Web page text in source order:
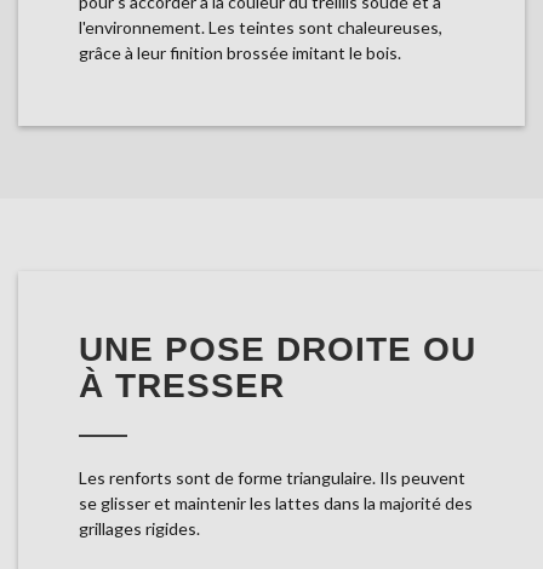
l'environnement. Les teintes sont chaleureuses,
grâce à leur finition brossée imitant le bois.
UNE POSE DROITE OU
À TRESSER
Les renforts sont de forme triangulaire. Ils peuvent
se glisser et maintenir les lattes dans la majorité des
grillages rigides.